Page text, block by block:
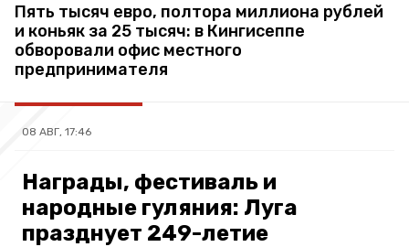
Пять тысяч евро, полтора миллиона рублей
и коньяк за 25 тысяч: в Кингисеппе
обворовали офис местного
предпринимателя
08 АВГ, 17:46
Награды, фестиваль и
народные гуляния: Луга
празднует 249-летие